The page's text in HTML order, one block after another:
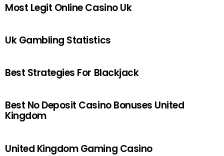
Most Legit Online Casino Uk
Uk Gambling Statistics
Best Strategies For Blackjack
Best No Deposit Casino Bonuses United
Kingdom
United Kingdom Gaming Casino